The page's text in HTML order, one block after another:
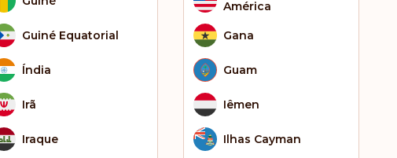
Guiné Equatorial
Índia
Irã
Iraque
América
Gana
Guam
Iêmen
Ilhas Cayman